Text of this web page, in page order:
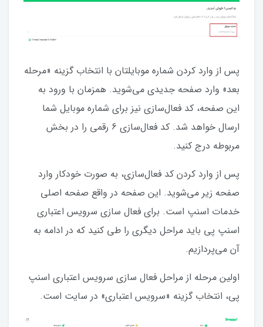
پس از وارد کردن شماره موبایلتان با انتخاب گزینه «مرحله
بعد» وارد صفحه جدیدی می‌شوید. همزمان با ورود به
این صفحه، کد فعال‌سازی نیز برای شماره موبایل شما
ارسال خواهد شد. کد فعال‌سازی 6 رقمی را در بخش
مربوطه درج کنید.
پس از وارد کردن کد فعال‌سازی، به صورت خودکار وارد
صفحه زیر می‌شوید. این صفحه در واقع صفحه اصلی
خدمات اسنپ است. برای فعال سازی سرویس اعتباری
اسنپ پی باید مراحل دیگری را طی کنید که در ادامه به
آن می‌پردازیم.
اولین مرحله از مراحل فعال سازی سرویس اعتباری اسنپ
پی، انتخاب گزینه «سرویس اعتباری» در سایت است.